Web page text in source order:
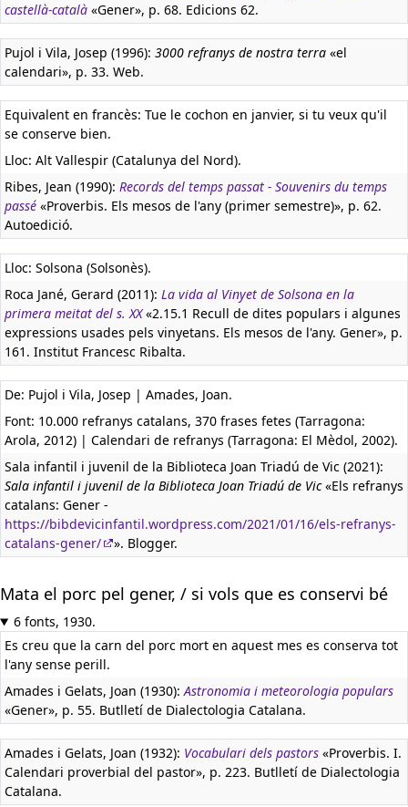
castellà-català «Gener», p. 68. Edicions 62.
Pujol i Vila, Josep (1996): 3000 refranys de nostra terra «el
calendari», p. 33. Web.
Equivalent en francès: Tue le cochon en janvier, si tu veux qu'il
se conserve bien.
Lloc: Alt Vallespir (Catalunya del Nord).
Ribes, Jean (1990): Records del temps passat - Souvenirs du temps
passé «Proverbis. Els mesos de l'any (primer semestre)», p. 62.
Autoedició.
Lloc: Solsona (Solsonès).
Roca Jané, Gerard (2011): La vida al Vinyet de Solsona en la
primera meitat del s. XX«2.15.1 Recull de dites populars i algunes
expressions usades pels vinyetans. Els mesos de l'any. Gener», p.
161. Institut Francesc Ribalta.
De: Pujol i Vila, Josep | Amades, Joan.
Font: 10.000 refranys catalans, 370 frases fetes (Tarragona:
Arola, 2012) | Calendari de refranys (Tarragona: El Mèdol, 2002).
Sala infantil i juvenil de la Biblioteca Joan Triadú de Vic (2021):
Sala infantil i juvenil de la Biblioteca Joan Triadú de Vic«Els refranys
catalans: Gener -
https://bibdevicinfantil.wordpress.com/2021/01/16/els-refranys-
catalans-gener/
». Blogger.
Mata el porc pel gener, / si vols que es conservi bé
6 fonts, 1930.
Es creu que la carn del porc mort en aquest mes es conserva tot
l'any sense perill.
Amades i Gelats, Joan (1930):Astronomia i meteorologia populars
«Gener», p. 55. Butlletí de Dialectologia Catalana.
Amades i Gelats, Joan (1932): Vocabulari dels pastors «Proverbis. I.
Calendari proverbial del pastor», p. 223. Butlletí de Dialectologia
Catalana.